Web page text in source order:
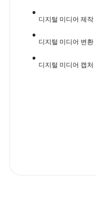
디지털 미디어 제작
디지털 미디어 변환
디지털 미디어 캡처